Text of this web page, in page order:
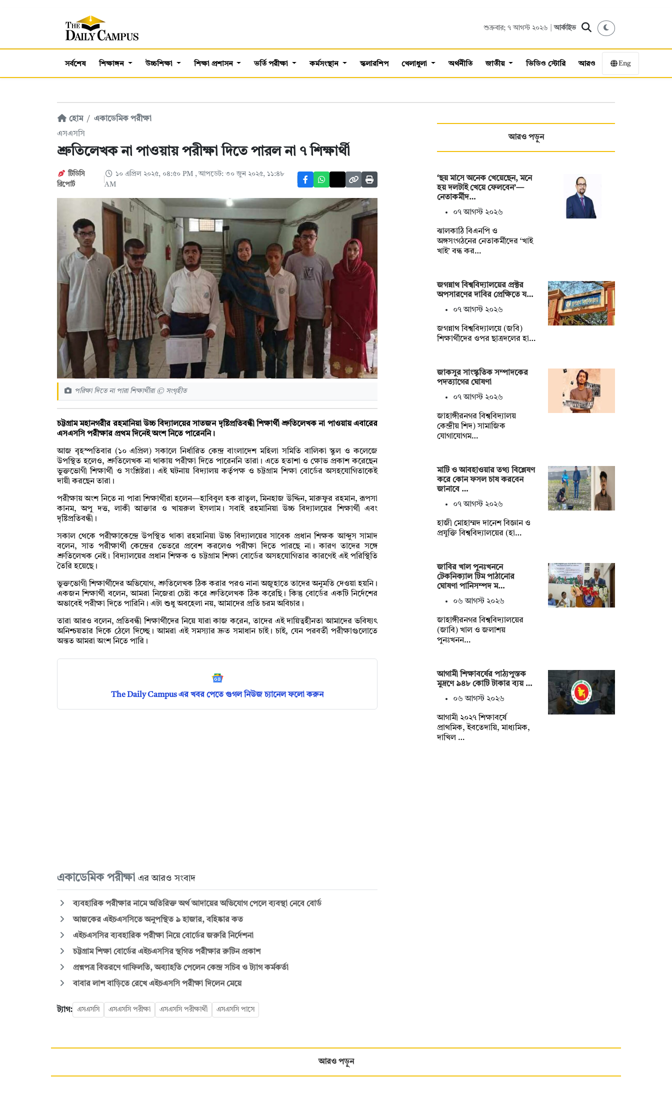
শুক্রবার; ৭ আগস্ট ২০২৬ |আর্কাইভ
সর্বশেষ শিক্ষাঙ্গন উচ্চশিক্ষা শিক্ষা প্রশাসন ভর্তি পরীক্ষা কর্মসংস্থান স্কলারশিপ খেলাধুলা অর্থনীতি জাতীয় ভিডিও স্টোরি আরও Eng
হোম
একাডেমিক পরীক্ষা
এসএসসি
শ্রুতিলেখক না পাওয়ায় পরীক্ষা দিতে পারল না ৭ শিক্ষার্থী
টিডিসি
রিপোর্ট
১০ এপ্রিল ২০২৫, ০৪:৫০ PM , আপডেট: ৩০ জুন ২০২৫, ১১:৪৮
AM
পরিক্ষা দিতে না পারা শিক্ষার্থীরা © সংগৃহীত
চট্টগ্রাম মহানগরীর রহমানিয়া উচ্চ বিদ্যালয়ের সাতজন দৃষ্টিপ্রতিবন্ধী শিক্ষার্থী শ্রুতিলেখক না পাওয়ায় এবারের
এসএসসি পরীক্ষার প্রথম দিনেই অংশ নিতে পারেননি।
আজ বৃহস্পতিবার (১০ এপ্রিল) সকালে নির্ধারিত কেন্দ্র বাংলাদেশ মহিলা সমিতি বালিকা স্কুল ও কলেজে
উপস্থিত হলেও, শ্রুতিলেখক না থাকায় পরীক্ষা দিতে পারেননি তারা। এতে হতাশা ও ক্ষোভ প্রকাশ করেছেন
ভুক্তভোগী শিক্ষার্থী ও সংশ্লিষ্টরা। এই ঘটনায় বিদ্যালয় কর্তৃপক্ষ ও চট্টগ্রাম শিক্ষা বোর্ডের অসহযোগিতাকেই
দায়ী করছেন তারা।
পরীক্ষায় অংশ নিতে না পারা শিক্ষার্থীরা হলেন—হাবিবুল হক রাতুল, মিনহাজ উদ্দিন, মারুফুর রহমান, রূপসা
কানম, অপু দত্ত, লাকী আক্তার ও খায়রুল ইসলাম। সবাই রহমানিয়া উচ্চ বিদ্যালয়ের শিক্ষার্থী এবং
দৃষ্টিপ্রতিবন্ধী।
সকাল থেকে পরীক্ষাকেন্দ্রে উপস্থিত থাকা রহমানিয়া উচ্চ বিদ্যালয়ের সাবেক প্রধান শিক্ষক আব্দুস সামাদ
বলেন, সাত পরীক্ষার্থী কেন্দ্রের ভেতরে প্রবেশ করলেও পরীক্ষা দিতে পারছে না। কারণ তাদের সঙ্গে
শ্রুতিলেখক নেই। বিদ্যালয়ের প্রধান শিক্ষক ও চট্টগ্রাম শিক্ষা বোর্ডের অসহযোগিতার কারণেই এই পরিস্থিতি
তৈরি হয়েছে।
ভুক্তভোগী শিক্ষার্থীদের অভিযোগ, শ্রুতিলেখক ঠিক করার পরও নানা অজুহাতে তাদের অনুমতি দেওয়া হয়নি।
একজন শিক্ষার্থী বলেন, আমরা নিজেরা চেষ্টা করে শ্রুতিলেখক ঠিক করেছি। কিন্তু বোর্ডের একটি নির্দেশের
অভাবেই পরীক্ষা দিতে পারিনি। এটা শুধু অবহেলা নয়, আমাদের প্রতি চরম অবিচার।
তারা আরও বলেন, প্রতিবন্ধী শিক্ষার্থীদের নিয়ে যারা কাজ করেন, তাদের এই দায়িত্বহীনতা আমাদের ভবিষ্যৎ
অনিশ্চয়তার দিকে ঠেলে দিচ্ছে। আমরা এই সমস্যার দ্রুত সমাধান চাই। চাই, যেন পরবর্তী পরীক্ষাগুলোতে
অন্তত আমরা অংশ নিতে পারি।
The Daily Campus এর খবর পেতে গুগল নিউজ চ্যানেল ফলো করুন
একাডেমিক পরীক্ষা এর আরও সংবাদ
ব্যবহারিক পরীক্ষার নামে অতিরিক্ত অর্থ আদায়ের অভিযোগ পেলে ব্যবস্থা নেবে বোর্ড
আজকের এইচএসসিতে অনুপস্থিত ৯ হাজার, বহিষ্কার কত
এইচএসসির ব্যবহারিক পরীক্ষা নিয়ে বোর্ডের জরুরি নির্দেশনা
চট্টগ্রাম শিক্ষা বোর্ডের এইচএসসির স্থগিত পরীক্ষার রুটিন প্রকাশ
প্রশ্নপত্র বিতরণে গাফিলতি, অব্যাহতি পেলেন কেন্দ্র সচিব ও ট্যাগ কর্মকর্তা
বাবার লাশ বাড়িতে রেখে এইচএসসি পরীক্ষা দিলেন মেয়ে
ট্যাগ: এসএসসি এসএসসি পরীক্ষা এসএসসি পরীক্ষার্থী এসএসসি পাসে
আরও পড়ুন
‘ছয় মাসে অনেক খেয়েছেন, মনে
হয় দলটাই খেয়ে ফেলবেন’—
নেতাকর্মীদ…
০৭ আগস্ট ২০২৬
ঝালকাঠি বিএনপি ও
অঙ্গসংগঠনের নেতাকর্মীদের ‘খাই
খাই’ বন্ধ কর…
জগন্নাথ বিশ্ববিদ্যালয়ের প্রক্টর
অপসারণের দাবির প্রেক্ষিতে য…
০৭ আগস্ট ২০২৬
জগন্নাথ বিশ্ববিদ্যালয়ে (জবি)
শিক্ষার্থীদের ওপর ছাত্রদলের হা…
জাকসুর সাংস্কৃতিক সম্পাদকের
পদত্যাগের ঘোষণা
০৭ আগস্ট ২০২৬
‎জাহাঙ্গীরনগর বিশ্ববিদ্যালয়
কেন্দ্রীয় শিদ) সামাজিক
যোগাযোগম…
মাটি ও আবহাওয়ার তথ্য বিশ্লেষণ
করে কোন ফসল চাষ করবেন
জানাবে …
০৭ আগস্ট ২০২৬
হাজী মোহাম্মদ দানেশ বিজ্ঞান ও
প্রযুক্তি বিশ্ববিদ্যালয়ের (হা…
জাবির খাল পুনঃখননে
টেকনিক্যাল টিম পাঠানোর
ঘোষণা পানিসম্পদ ম…
০৬ আগস্ট ২০২৬
‎‎জাহাঙ্গীরনগর বিশ্ববিদ্যালয়ের
(জাবি) খাল ও জলাশয়
পুনঃখনন…
আগামী শিক্ষাবর্ষের পাঠ্যপুস্তক
মুদ্রণে ৯৪৮ কোটি টাকার ব্যয় …
০৬ আগস্ট ২০২৬
আগামী ২০২৭ শিক্ষাবর্ষে
প্রাথমিক, ইবতেদায়ি, মাধ্যমিক,
দাখিল …
আরও পড়ুন